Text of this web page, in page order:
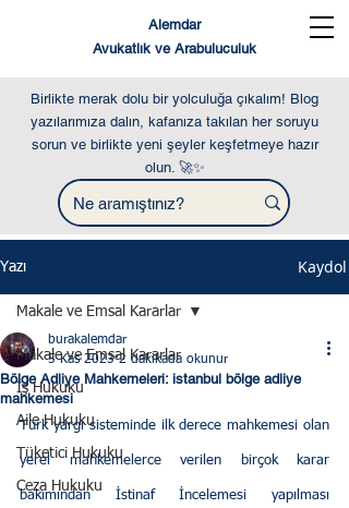
Alemdar
Avukatlık ve Arabuluculuk
Birlikte merak dolu bir yolculuğa çıkalım! Blog
yazılarımıza dalın, kafanıza takılan her soruyu
sorun ve birlikte yeni şeyler keşfetmeye hazır
olun. 🚀✨
Yazı Kaydol
Makale ve Emsal Kararlar
İş Hukuku
Aile Hukuku
Tüketici Hukuku
Ceza Hukuku
Makale ve Emsal Kararlar
Bölge Adliye Mahkemeleri: istanbul bölge adliye
mahkemesi
burakalemdar
5 Kas 2023 2 dakikada okunur
Türk yargı sisteminde ilk derece mahkemesi olan
yerel mahkemelerce verilen birçok karar
bakımından İstinaf İncelemesi yapılması